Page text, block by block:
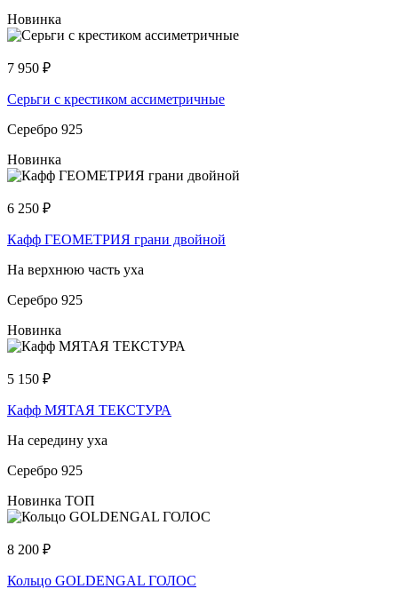
Новинка
7 950 ₽
Серьги с крестиком ассиметричные
Серебро 925
Новинка
6 250 ₽
Кафф ГЕОМЕТРИЯ грани двойной
На верхнюю часть уха
Серебро 925
Новинка
5 150 ₽
Кафф МЯТАЯ ТЕКСТУРА
На середину уха
Серебро 925
Новинка ТОП
8 200 ₽
Кольцо GOLDENGAL ГОЛОС